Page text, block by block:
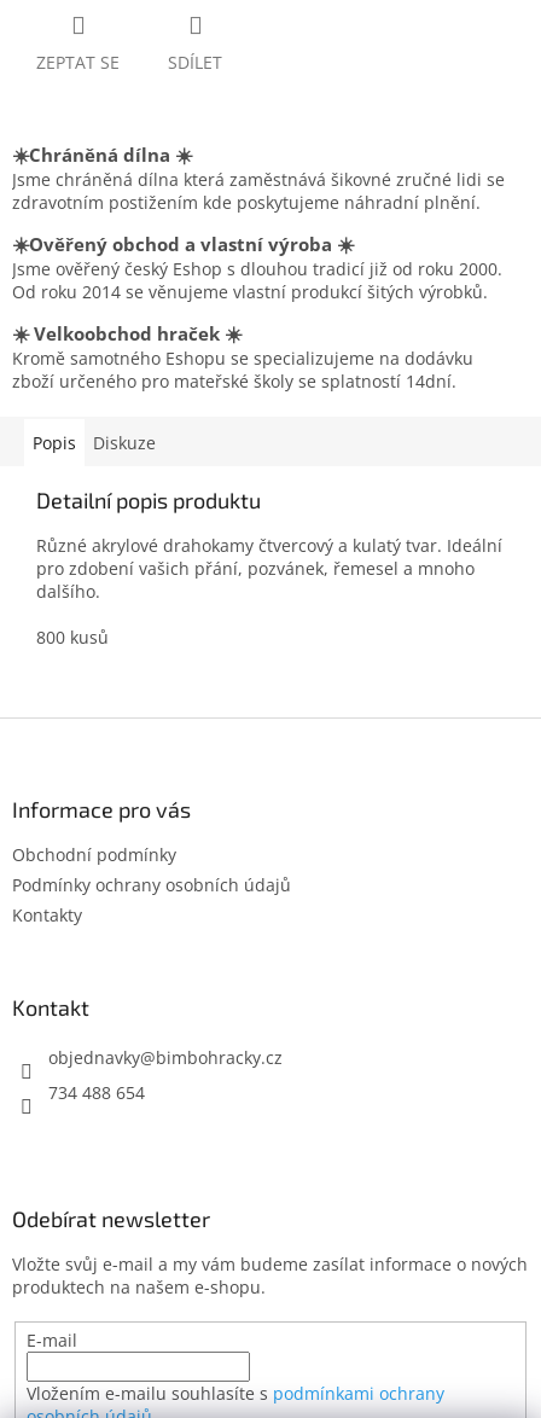
ZEPTAT SE SDÍLET
☀️Chráněná dílna ☀️
Jsme chráněná dílna která zaměstnává šikovné zručné lidi se
zdravotním postižením kde poskytujeme náhradní plnění.
☀️Ověřený obchod a vlastní výroba ☀️
Jsme ověřený český Eshop s dlouhou tradicí již od roku 2000.
Od roku 2014 se věnujeme vlastní produkcí šitých výrobků.
☀️ Velkoobchod hraček ☀️
Kromě samotného Eshopu se specializujeme na dodávku
zboží určeného pro mateřské školy se splatností 14dní.
Popis Diskuze
Detailní popis produktu
Různé akrylové drahokamy čtvercový a kulatý tvar. Ideální
pro zdobení vašich přání, pozvánek, řemesel a mnoho
dalšího.
800 kusů
Informace pro vás
Obchodní podmínky
Podmínky ochrany osobních údajů
Kontakty
Kontakt
objednavky@bimbohracky.cz
734 488 654
Odebírat newsletter
Vložte svůj e-mail a my vám budeme zasílat informace o nových
produktech na našem e-shopu.
E-mail
Vložením e-mailu souhlasíte s podmínkami ochrany